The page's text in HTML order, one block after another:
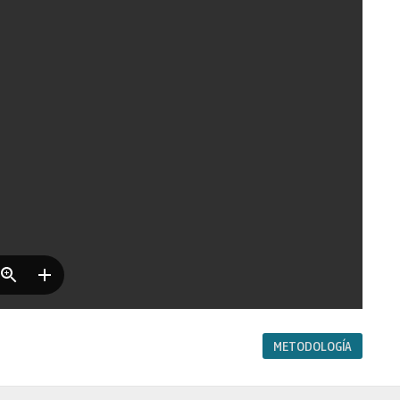
METODOLOGÍA